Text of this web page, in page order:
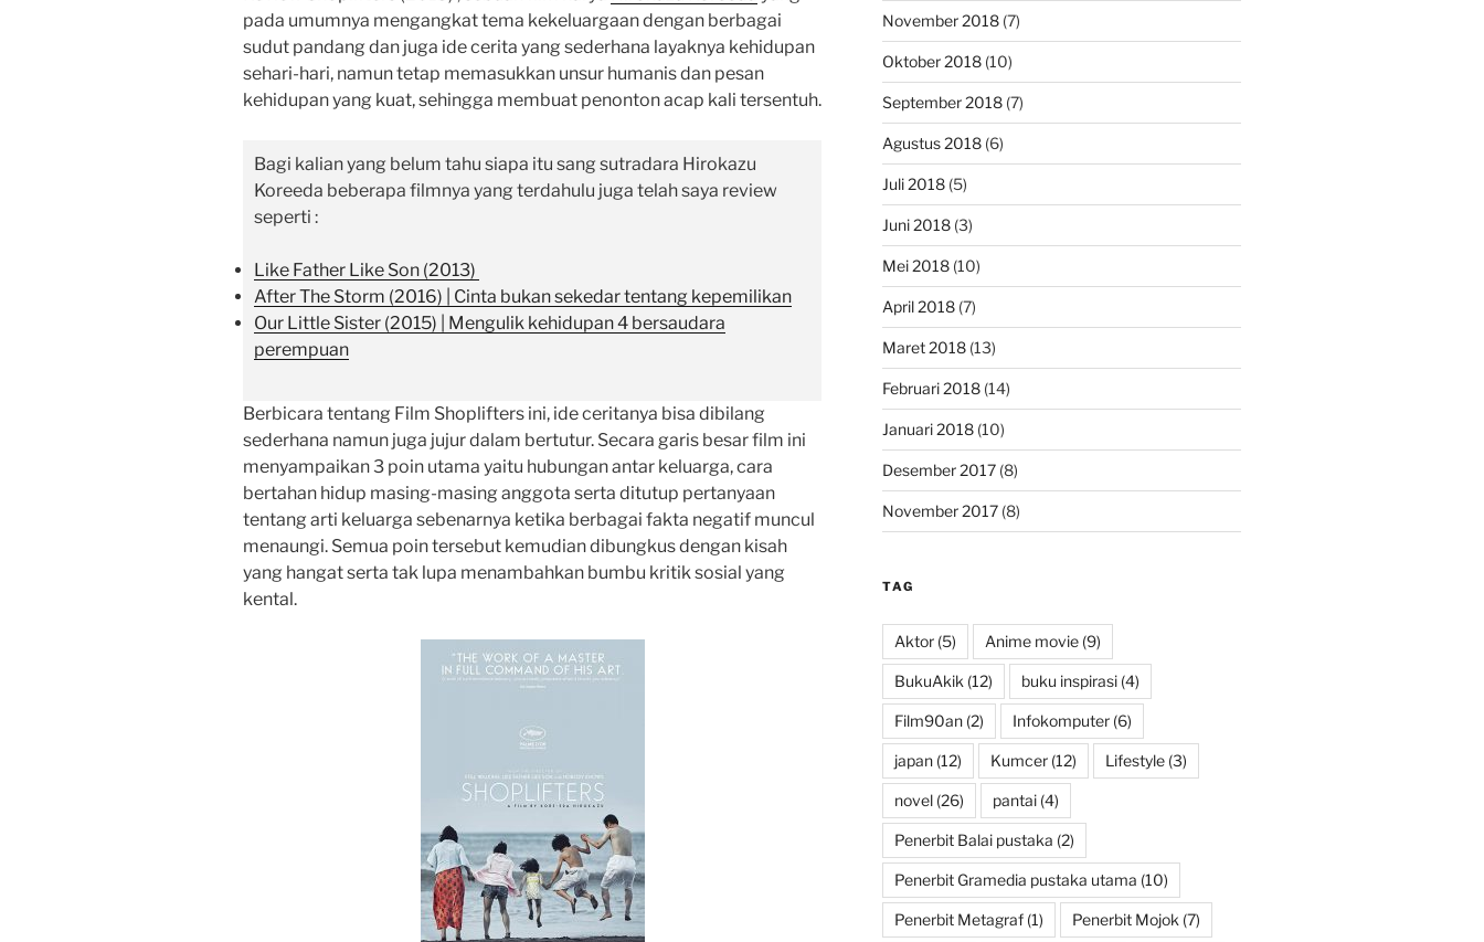
pada umumnya mengangkat tema kekeluargaan dengan berbagai
sudut pandang dan juga ide cerita yang sederhana layaknya kehidupan
sehari-hari, namun tetap memasukkan unsur humanis dan pesan
kehidupan yang kuat, sehingga membuat penonton acap kali tersentuh.
Bagi kalian yang belum tahu siapa itu sang sutradara Hirokazu
Koreeda beberapa filmnya yang terdahulu juga telah saya review
seperti :
Like Father Like Son (2013)
After The Storm (2016) | Cinta bukan sekedar tentang kepemilikan
Our Little Sister (2015) | Mengulik kehidupan 4 bersaudara
perempuan
Berbicara tentang Film Shoplifters ini, ide ceritanya bisa dibilang
sederhana namun juga jujur dalam bertutur. Secara garis besar film ini
menyampaikan 3 poin utama yaitu hubungan antar keluarga, cara
bertahan hidup masing-masing anggota serta ditutup pertanyaan
tentang arti keluarga sebenarnya ketika berbagai fakta negatif muncul
menaungi. Semua poin tersebut kemudian dibungkus dengan kisah
yang hangat serta tak lupa menambahkan bumbu kritik sosial yang
kental.
November 2018(7)
Oktober 2018(10)
September 2018(7)
Agustus 2018(6)
Juli 2018(5)
Juni 2018(3)
Mei 2018(10)
April 2018(7)
Maret 2018(13)
Februari 2018(14)
Januari 2018(10)
Desember 2017(8)
November 2017(8)
TAG
Aktor(5) Anime movie(9)
BukuAkik (12) buku inspirasi(4)
Film90an(2) Infokomputer(6)
japan(12) Kumcer(12) Lifestyle(3)
novel(26) pantai(4)
Penerbit Balai pustaka (2)
Penerbit Gramedia pustaka utama (10)
Penerbit Metagraf(1) Penerbit Mojok (7)